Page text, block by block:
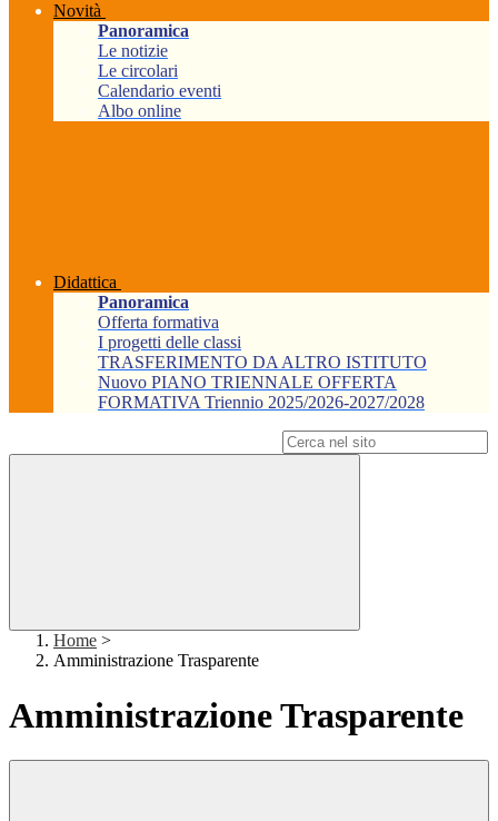
Novità
Panoramica
Le notizie
Le circolari
Calendario eventi
Albo online
Didattica
Panoramica
Offerta formativa
I progetti delle classi
TRASFERIMENTO DA ALTRO ISTITUTO
Nuovo PIANO TRIENNALE OFFERTA
FORMATIVA Triennio 2025/2026-2027/2028
Home >
Amministrazione Trasparente
Amministrazione Trasparente